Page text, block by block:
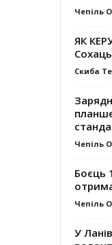
Чепіль
ЯК
Скиба
Чепіль
Боєць
Чепіль
У